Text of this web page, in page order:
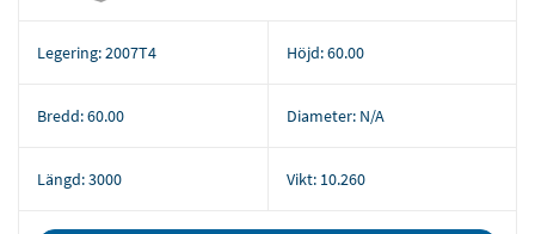
Legering:2007T4 Höjd:60.00
Bredd:60.00 Diameter: N/A
Längd:3000 Vikt: 10.260